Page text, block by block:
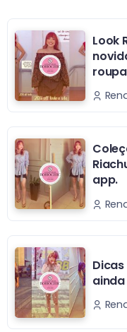
Look
app.